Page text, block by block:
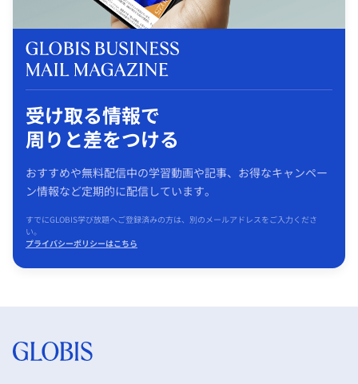
受け取る情報で
周りと差をつける
おすすめや無料配信中の学習動画や記事、お得なキャンペー
ン情報など定期的に配信しています。
すでにGLOBIS学び放題へご登録済みの方は、別のメールアドレスをご入力くださ
い。
プライバシーポリシーはこちら